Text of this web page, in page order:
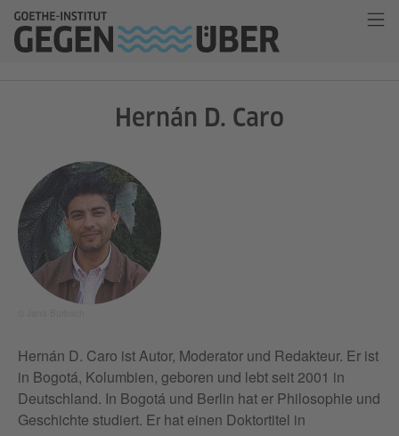
Hernán D. Caro
Hernán D. Caro ist Autor, Moderator und Redakteur. Er ist
in Bogotá, Kolumbien, geboren und lebt seit 2001 in
Deutschland. In Bogotá und Berlin hat er Philosophie und
Geschichte studiert. Er hat einen Doktortitel in